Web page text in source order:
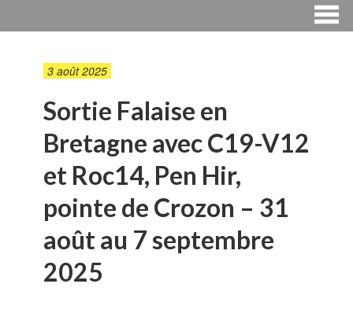
3 août 2025
Sortie Falaise en
Bretagne avec C19-V12
et Roc14, Pen Hir,
pointe de Crozon – 31
août au 7 septembre
2025